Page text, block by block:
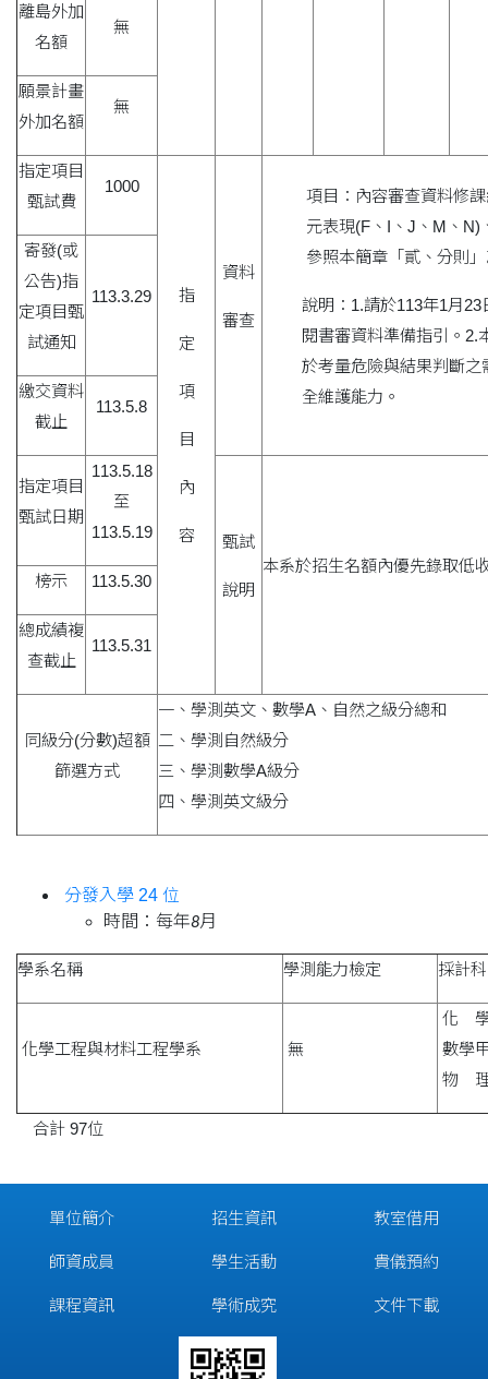
離島外加
名額
無
願景計畫
外加名額
無
指定項目
甄試費
1000
指
定
項
目
內
容
資料
審查
項目：內容審查資料修
元表現(F、I、J、M、
參照本簡章「貳、分則
說明：1.請於113年1月
閱書審資料準備指引。2.
於考量危險與結果判斷
全維護能力。
寄發(或
公告)指
定項目甄
試通知
113.3.29
繳交資料
截止
113.5.8
指定項目
甄試日期
113.5.18
至
113.5.19
甄試
說明
本系於招生名額內優先錄取低
榜示
113.5.30
總成績複
查截止
113.5.31
同級分(分數)超額
篩選方式
一、學測英文、數學A、自然之級分總和
二、學測自然級分
三、學測數學A級分
四、學測英文級分
分發入學 24 位
時間：每年8月
學系名稱 學測能力檢定 採計
化學工程與材料工程學系 無
化 學
數學
物 理
合計 97位
單位簡介
師資成員
課程資訊
招生資訊
學生活動
學術成究
教室借用
貴儀預約
文件下載